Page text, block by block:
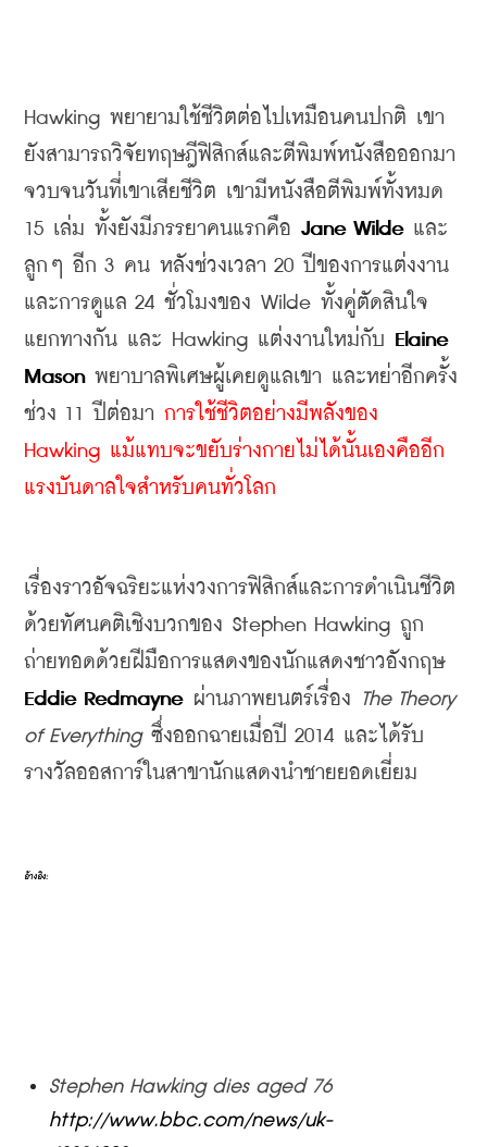
Hawking พยายามใช้ชีวิตต่อไปเหมือนคนปกติ เขา
ยังสามารถวิจัยทฤษฎีฟิสิกส์และตีพิมพ์หนังสือออกมา
จวบจนวันที่เขาเสียชีวิต เขามีหนังสือตีพิมพ์ทั้งหมด
15 เล่ม ทั้งยังมีภรรยาคนแรกคือ Jane Wilde และ
ลูกๆ อีก 3 คน หลังช่วงเวลา 20 ปีของการแต่งงาน
และการดูแล 24 ชั่วโมงของ Wilde ทั้งคู่ตัดสินใจ
แยกทางกัน และ Hawking แต่งงานใหม่กับ Elaine
Mason พยาบาลพิเศษผู้เคยดูแลเขา และหย่าอีกครั้ง
ช่วง 11 ปีต่อมา การใช้ชีวิตอย่างมีพลังของ
Hawking แม้แทบจะขยับร่างกายไม่ได้นั้นเองคืออีก
แรงบันดาลใจสำหรับคนทั่วโลก
เรื่องราวอัจฉริยะแห่งวงการฟิสิกส์และการดำเนินชีวิต
ด้วยทัศนคติเชิงบวกของ Stephen Hawking ถูก
ถ่ายทอดด้วยฝีมือการแสดงของนักแสดงชาวอังกฤษ
Eddie Redmayne ผ่านภาพยนตร์เรื่อง
The Theory
of Everything ซึ่งออกฉายเมื่อปี 2014 และได้รับ
รางวัลออสการ์ในสาขานักแสดงนำชายยอดเยี่ยม
อ้างอิง:
Stephen Hawking dies aged 76
http://www.bbc.com/news/uk-